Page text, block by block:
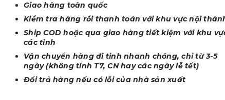
Giao hàng toàn quốc
Kiểm tra hàng rồi thanh toán với khu vực nội
Ship COD hoặc qua giao hàng tiết kiệm với khu
các tỉnh
Vận chuyển hàng đi tỉnh nhanh chóng, chỉ từ 3-5
ngày (không tính T7, CN hay các ngày lễ tết)
Đổi trả hàng nếu có lỗi của nhà sản xuất